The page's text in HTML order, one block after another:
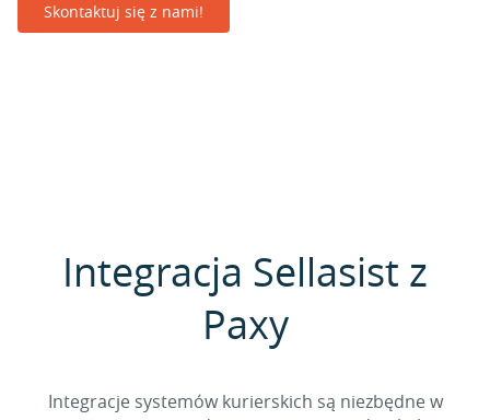
Skontaktuj się z nami!
Integracja Sellasist z
Paxy
Integracje systemów kurierskich są niezbędne w